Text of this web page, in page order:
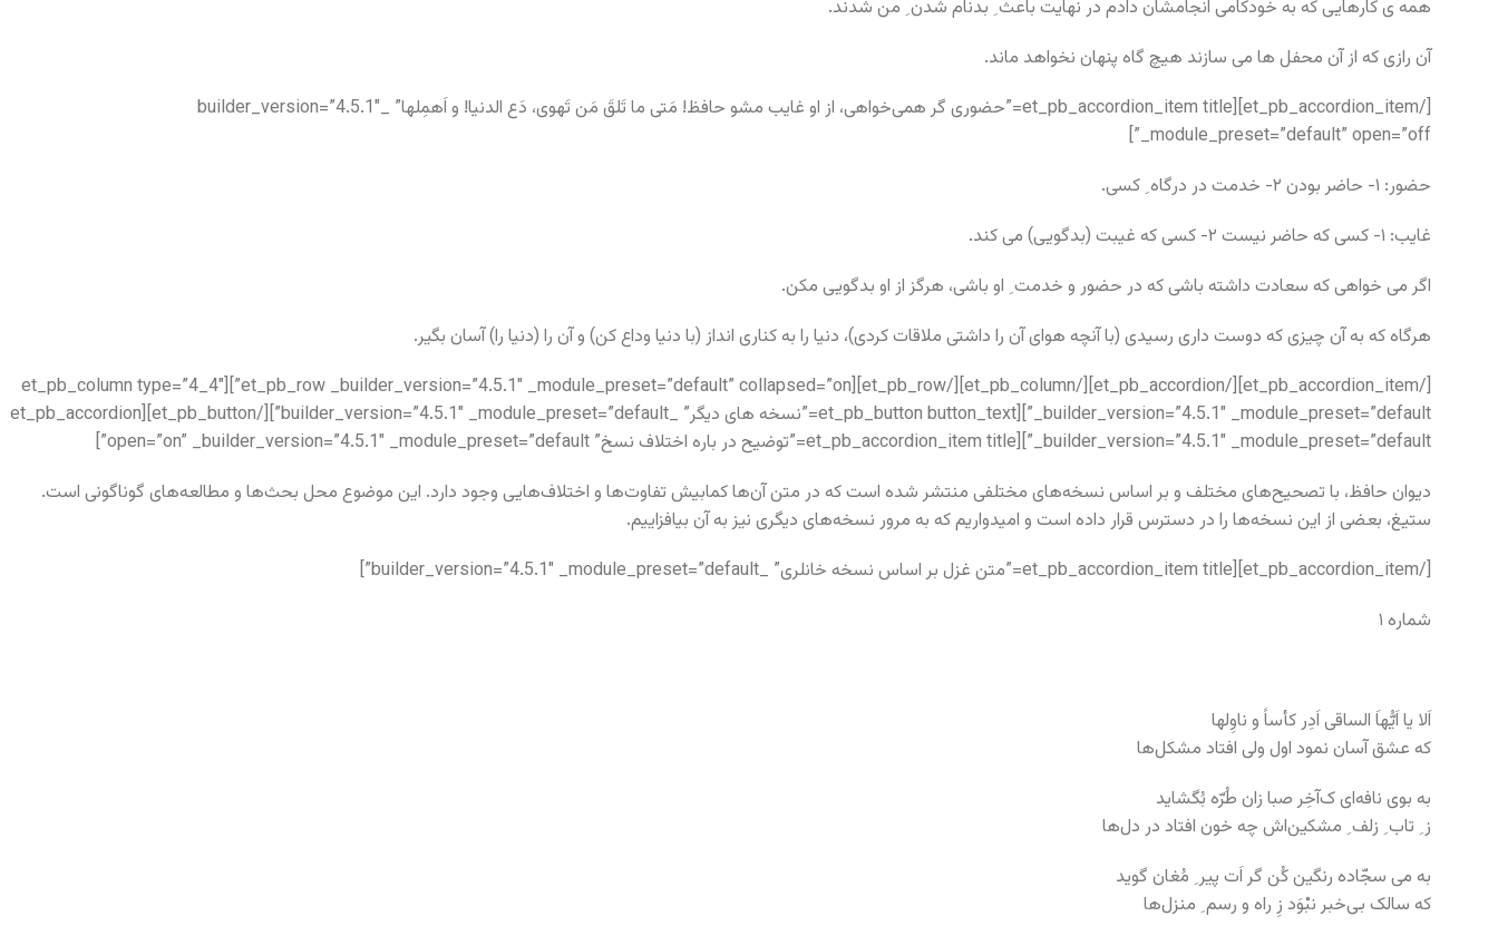
همه ی کارهایی که به خودکامی انجامشان دادم در نهایت باعث ِ بدنام شدن ِ من شدند.
آن رازی که از آن محفل ها می سازند هیچ گاه پنهان نخواهد ماند.
[/et_pb_accordion_item][et_pb_accordion_item title=”حضوری گر همی‌خواهی، از او غایب مشو حافظ! مَتی ما تَلقَ مَن تَهوی، دَع الدنیا! و اَهمِلها” _builder_version=”4.5.1″
_module_preset=”default” open=”off”]
حضور: ۱- حاضر بودن ۲- خدمت در درگاه ِ کسی.
غایب: ۱- کسی که حاضر نیست ۲- کسی که غیبت (بدگویی) می کند.
اگر می خواهی که سعادت داشته باشی که در حضور و خدمت ِ او باشی، هرگز از او بدگویی مکن.
هرگاه که به آن چیزی که دوست داری رسیدی (با آنچه هوای آن را داشتی ملاقات کردی)، دنیا را به کناری انداز (با دنیا وداع کن) و آن را (دنیا را) آسان بگیر.
[/et_pb_accordion_item][/et_pb_accordion][/et_pb_column][/et_pb_row][et_pb_row _builder_version=”4.5.1″ _module_preset=”default” collapsed=”on”][et_pb_column type=”4_4″
_builder_version=”4.5.1″ _module_preset=”default”][et_pb_button button_text=”نسخه های دیگر” _builder_version=”4.5.1″ _module_preset=”default”][/et_pb_button][et_pb_accordion
_builder_version=”4.5.1″ _module_preset=”default”][et_pb_accordion_item title=”توضیح در باره اختلاف نسخ” open=”on” _builder_version=”4.5.1″ _module_preset=”default”]
دیوان حافظ، با تصحیح‌های مختلف و بر اساس نسخه‌های مختلفی منتشر شده است که در متن آن‌ها کمابیش تفاوت‌ها و اختلاف‌هایی وجود دارد. این موضوع محل بحث‌ها و مطالعه‌های گوناگونی است.
ستیغ، بعضی از این نسخه‌ها را در دسترس قرار داده است و امیدواریم که به مرور نسخه‌های دیگری نیز به آن بیافزاییم.
[/et_pb_accordion_item][et_pb_accordion_item title=”متن غزل بر اساس نسخه خانلری” _builder_version=”4.5.1″ _module_preset=”default”]
شماره ۱
اَلا یا اَیُّهاَ الساقی اَدِر کأساً و ناوِلها
که عشق آسان نمود اول ولی افتاد مشکل‌ها
به بوی نافه‌ای ک‌آخِر صبا زان طُرّه بُگشاید
ز ِ تاب ِ زلف ِ مشکین‌اش چه خون افتاد در دل‌ها
به می سجّاده رنگین کُن گر اَت پیر ِ مُغان گوید
که سالک بی‌خبر نبْوَد زِ راه و رسم ِ منزل‌ها